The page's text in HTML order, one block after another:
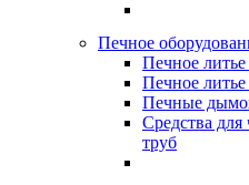
Печное
Печное
Печное
Печные
Средства
труб